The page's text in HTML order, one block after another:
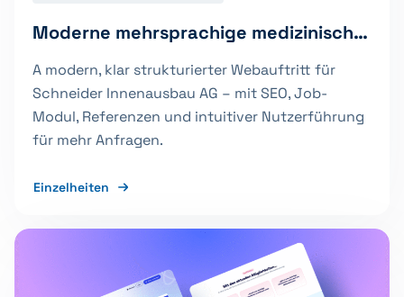
Moderne mehrsprachige medizinische Website für Dolomed Biel/Bienne
A modern, klar strukturierter Webauftritt für
Schneider Innenausbau AG – mit SEO, Job-
Modul, Referenzen und intuitiver Nutzerführung
für mehr Anfragen.
Einzelheiten